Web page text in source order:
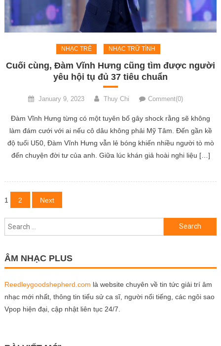
NHẠC TRẺ NHẠC TRỮ TÌNH
Cuối cùng, Đàm Vĩnh Hưng cũng tìm được người
yêu hội tụ đủ 37 tiêu chuẩn
January 9, 2023 Thuy Chi Comment(0)
Đàm Vĩnh Hưng từng có một tuyên bố gây shock rằng sẽ không
làm đám cưới với ai nếu cô dâu không phải Mỹ Tâm. Đến gần kề
độ tuổi U50, Đàm Vĩnh Hưng vẫn lẻ bóng khiến nhiều người tò mò
đến chuyện đời tư của anh. Giữa lúc khán giả hoài nghi liệu […]
Posts
navigation
1 2 Next
Search
for:
ÂM NHẠC PLUS
Reedleygoodshepherd.com là website chuyên về tin tức giải trí âm
nhạc mới nhất, thông tin tiểu sử ca sĩ, người nổi tiếng, các ngôi sao
Vpop hiện đại, cập nhật liên tục 24/7.